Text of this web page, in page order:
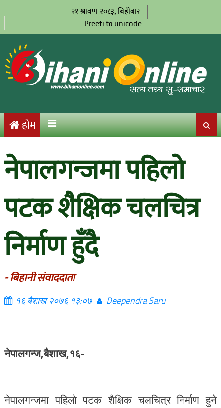
२१ श्रावण २०८३, बिहीबार
Preeti to unicode
होम
नेपालगन्जमा पहिलो
पटक शैक्षिक चलचित्र
निर्माण हुँदै
- बिहानी संवाददाता
१६ बैशाख २०७६ १३:०७ Deependra Saru
नेपालगन्ज,बैशाख,१६-
नेपालगन्जमा पहिलो पटक शैक्षिक चलचित्र निर्माण हुने